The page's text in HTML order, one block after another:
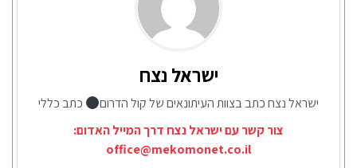
ישראל נצח
ישראל נצח כתב בצוות העיתונאים של קול הדרום
כתב כללי
צור קשר עם ישראל נצח דרך המייל האדום:
office@mekomonet.co.il